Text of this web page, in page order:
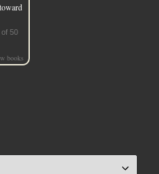
of 50
books